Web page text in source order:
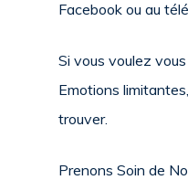
Facebook ou au
Si vous voulez
Emotions
trouver.
Prenons Soin de